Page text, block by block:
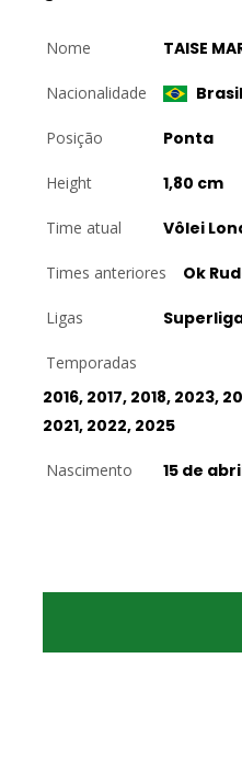
Nome TAISE
Nacionalidade Brasil
Posição Ponta
Height 1,80 cm
Time atual Vôlei
Times anteriores Ok
Ligas
Temporadas
2016, 2017, 2018, 2023,
2021, 2022, 2025
Nascimento 15 de